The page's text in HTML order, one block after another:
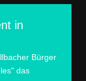
in
Bürger
das